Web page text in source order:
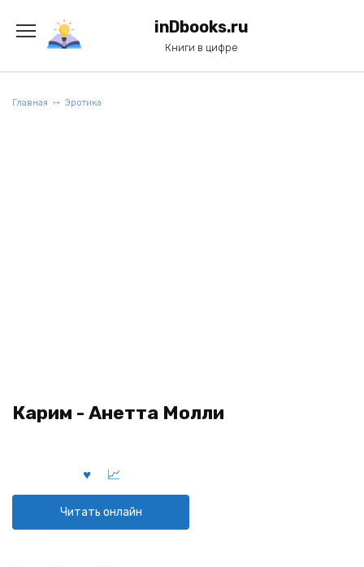
содержанию
inDbooks.ru
Книги в цифре
Главная Эротика
Карим - Анетта Молли
Читать онлайн